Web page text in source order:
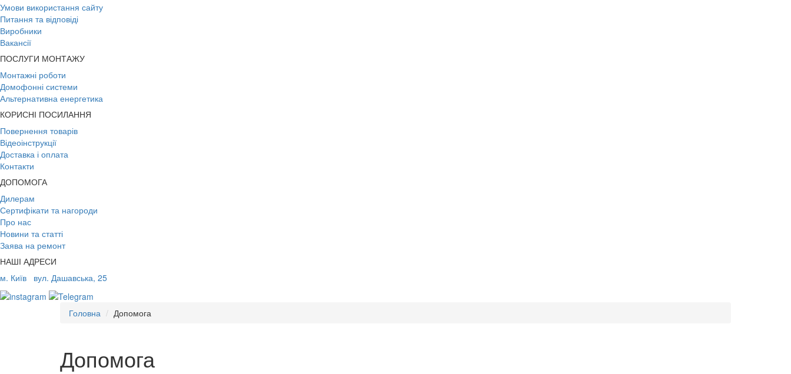
Умови використання сайту
Питання та відповіді
Виробники
Вакансії
ПОСЛУГИ МОНТАЖУ
Монтажні роботи
Домофонні системи
Альтернативна енергетика
КОРИСНІ ПОСИЛАННЯ
Повернення товарів
Відеоінструкції
Доставка і оплата
Контакти
ДОПОМОГА
Дилерам
Сертифікати та нагороди
Про нас
Новини та статті
Заява на ремонт
НАШІ АДРЕСИ
м. Київ
вул. Дашавська, 25
Головна Допомога
Допомога